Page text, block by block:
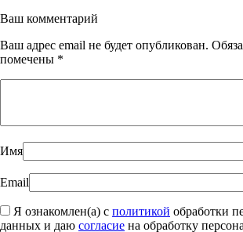
Ваш комментарий
Ваш адрес email не будет опубликован.
помечены *
Имя
Email
Я ознакомлен(а) с политикой обработки
данных и даю согласие на обработку